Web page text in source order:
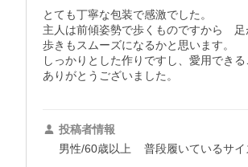
とても丁寧な包装で感激でした。
主人は前傾姿勢で歩くものですから　
歩きもスムーズになるかと思います。
しっかりとした作りですし、愛用できる
ありがとうございました。
投稿者情報
男性/60歳以上
普段履いているサ